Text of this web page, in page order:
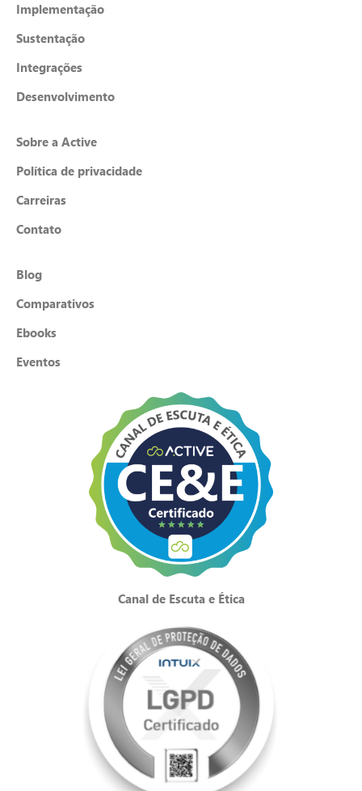
Implementação
Sustentação
Integrações
Desenvolvimento
Sobre a Active
Política de privacidade
Carreiras
Contato
Blog
Comparativos
Ebooks
Eventos
Canal de Escuta e Ética